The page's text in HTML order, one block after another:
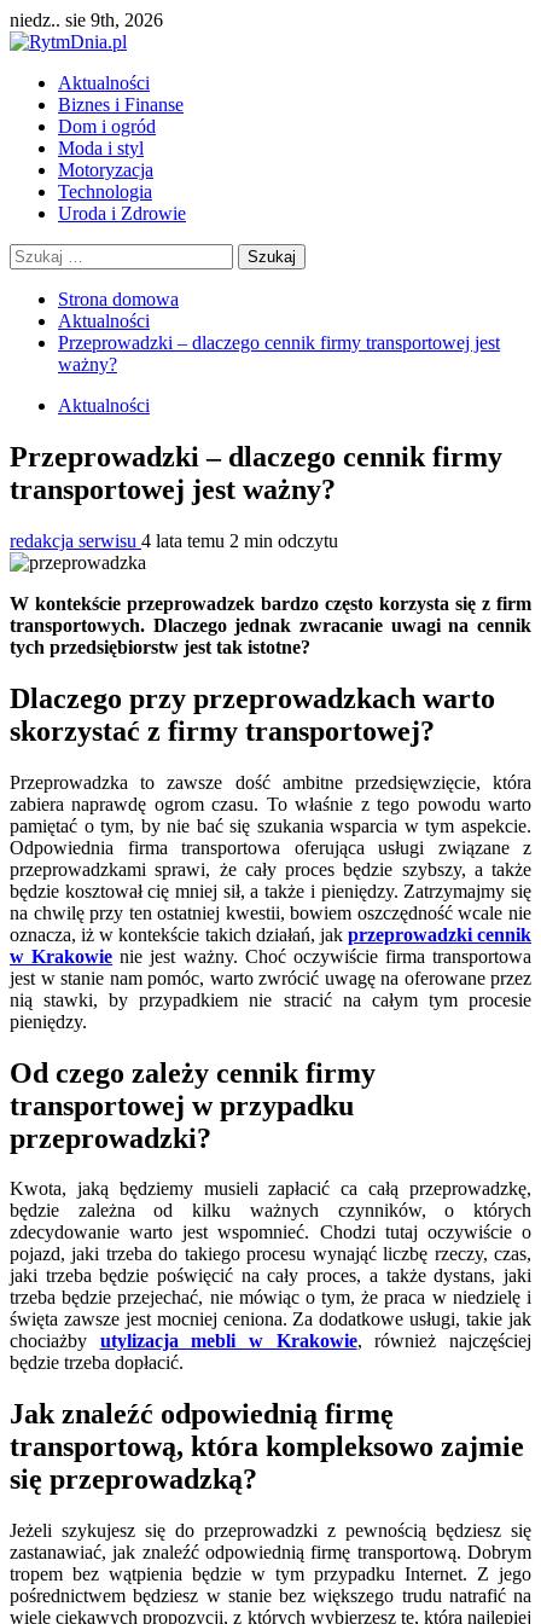
Przejdź
do
niedz.. sie 9th, 2026
Menu
główne
Aktualności
Biznes i Finanse
Dom i ogród
Moda i styl
Motoryzacja
Technologia
Uroda i Zdrowie
Szukaj:
Strona domowa
Aktualności
Przeprowadzki – dlaczego cennik firmy transportowej jest
ważny?
Aktualności
Przeprowadzki – dlaczego cennik firmy
transportowej jest ważny?
redakcja serwisu 4 lata temu 2 min odczytu
W kontekście przeprowadzek bardzo często korzysta się z firm
transportowych. Dlaczego jednak zwracanie uwagi na cennik
tych przedsiębiorstw jest tak istotne?
Dlaczego przy przeprowadzkach warto
skorzystać z firmy transportowej?
Przeprowadzka to zawsze dość ambitne przedsięwzięcie, która
zabiera naprawdę ogrom czasu. To właśnie z tego powodu warto
pamiętać o tym, by nie bać się szukania wsparcia w tym aspekcie.
Odpowiednia firma transportowa oferująca usługi związane z
przeprowadzkami sprawi, że cały proces będzie szybszy, a także
będzie kosztował cię mniej sił, a także i pieniędzy. Zatrzymajmy się
na chwilę przy ten ostatniej kwestii, bowiem oszczędność wcale nie
oznacza, iż w kontekście takich działań, jak przeprowadzki cennik
w Krakowie nie jest ważny. Choć oczywiście firma transportowa
jest w stanie nam pomóc, warto zwrócić uwagę na oferowane przez
nią stawki, by przypadkiem nie stracić na całym tym procesie
pieniędzy.
Od czego zależy cennik firmy
transportowej w przypadku
przeprowadzki?
Kwota, jaką będziemy musieli zapłacić ca całą przeprowadzkę,
będzie zależna od kilku ważnych czynników, o których
zdecydowanie warto jest wspomnieć. Chodzi tutaj oczywiście o
pojazd, jaki trzeba do takiego procesu wynająć liczbę rzeczy, czas,
jaki trzeba będzie poświęcić na cały proces, a także dystans, jaki
trzeba będzie przejechać, nie mówiąc o tym, że praca w niedzielę i
święta zawsze jest mocniej ceniona. Za dodatkowe usługi, takie jak
chociażby utylizacja mebli w Krakowie, również najczęściej
będzie trzeba dopłacić.
Jak znaleźć odpowiednią firmę
transportową, która kompleksowo zajmie
się przeprowadzką?
Jeżeli szykujesz się do przeprowadzki z pewnością będziesz się
zastanawiać, jak znaleźć odpowiednią firmę transportową. Dobrym
tropem bez wątpienia będzie w tym przypadku Internet. Z jego
pośrednictwem będziesz w stanie bez większego trudu natrafić na
wiele ciekawych propozycji, z których wybierzesz tę, która najlepiej